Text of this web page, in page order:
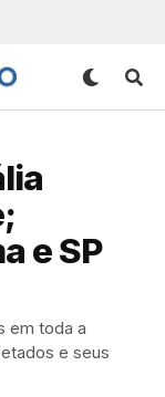
e SP
em toda a
e seus